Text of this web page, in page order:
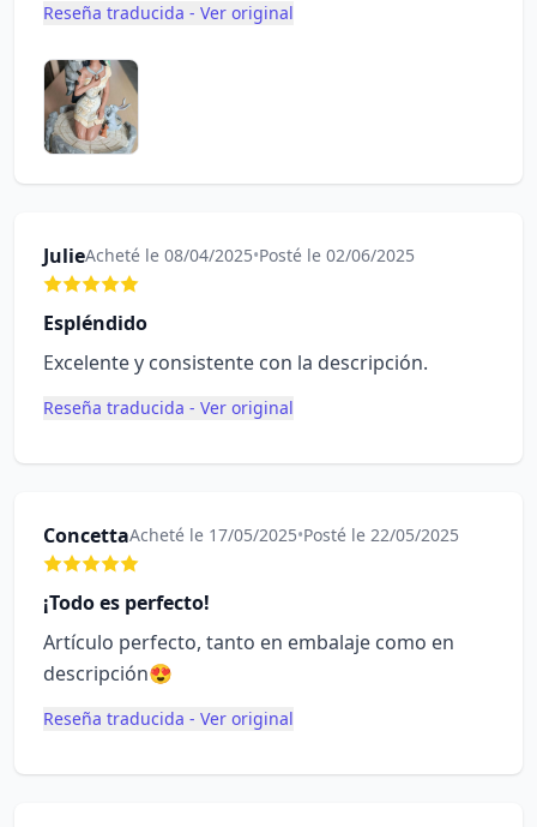
Reseña traducida - Ver original
JulieAcheté le 08/04/2025•Posté le 02/06/2025
Espléndido
Excelente y consistente con la descripción.
Reseña traducida - Ver original
ConcettaAcheté le 17/05/2025•Posté le 22/05/2025
¡Todo es perfecto!
Artículo perfecto, tanto en embalaje como en
descripción😍
Reseña traducida - Ver original